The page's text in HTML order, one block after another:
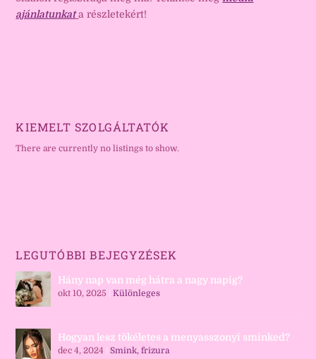
ajánlatunkat a részletekért!
KIEMELT SZOLGÁLTATÓK
There are currently no listings to show.
LEGUTÓBBI BEJEGYZÉSEK
Hány nap van még hátra a nagy napig?
okt 10, 2025 |Különleges
Hogyan lesz tökéletes a menyasszonyi sminked?
dec 4, 2024 |Smink, frizura